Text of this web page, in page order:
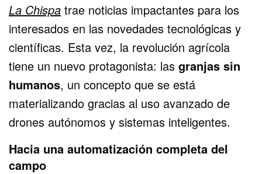
La Chispa trae noticias impactantes para los
interesados en las novedades tecnológicas y
científicas. Esta vez, la revolución agrícola
tiene un nuevo protagonista: lasgranjas sin
humanos, un concepto que se está
materializando gracias al uso avanzado de
drones autónomos y sistemas inteligentes.
Hacia una automatización completa del
campo